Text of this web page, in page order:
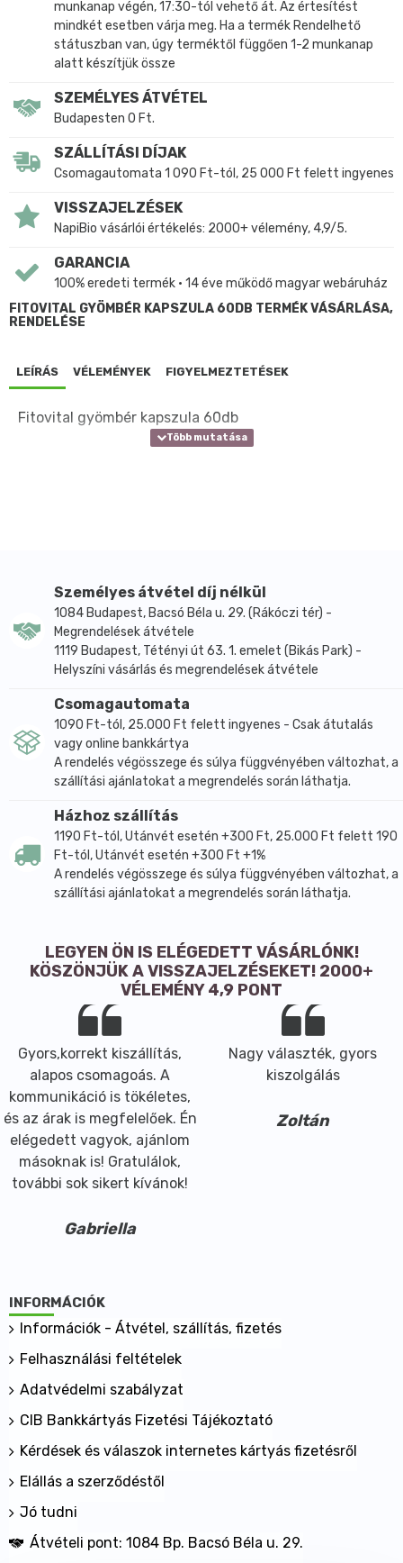
munkanap végén, 17:30-tól vehető át. Az értesítést
mindkét esetben várja meg. Ha a termék Rendelhető
státuszban van, úgy terméktől függően 1-2 munkanap
alatt készítjük össze
SZEMÉLYES ÁTVÉTEL
Budapesten 0 Ft.
SZÁLLÍTÁSI DÍJAK
Csomagautomata 1 090 Ft-tól, 25 000 Ft felett ingyenes
VISSZAJELZÉSEK
NapiBio vásárlói értékelés: 2000+ vélemény, 4,9/5.
GARANCIA
100% eredeti termék • 14 éve működő magyar webáruház
FITOVITAL GYÖMBÉR KAPSZULA 60DB TERMÉK VÁSÁRLÁSA,
RENDELÉSE
LEÍRÁS VÉLEMÉNYEK FIGYELMEZTETÉSEK
Fitovital gyömbér kapszula 60db
Személyes átvétel díj nélkül
1084 Budapest, Bacsó Béla u. 29. (Rákóczi tér) -
Megrendelések átvétele
1119 Budapest, Tétényi út 63. 1. emelet (Bikás Park) -
Helyszíni vásárlás és megrendelések átvétele
Csomagautomata
1090 Ft-tól, 25.000 Ft felett ingyenes - Csak átutalás
vagy online bankkártya
A rendelés végösszege és súlya függvényében változhat, a
szállítási ajánlatokat a megrendelés során láthatja.
Házhoz szállítás
1190 Ft-tól, Utánvét esetén +300 Ft, 25.000 Ft felett 190
Ft-tól, Utánvét esetén +300 Ft +1%
A rendelés végösszege és súlya függvényében változhat, a
szállítási ajánlatokat a megrendelés során láthatja.
LEGYEN ÖN IS ELÉGEDETT VÁSÁRLÓNK!
KÖSZÖNJÜK A VISSZAJELZÉSEKET! 2000+
VÉLEMÉNY 4,9 PONT
Gyors,korrekt kiszállítás,
alapos csomagoás. A
kommunikáció is tökéletes,
és az árak is megfelelőek. Én
elégedett vagyok, ajánlom
másoknak is! Gratulálok,
további sok sikert kívánok!
Gabriella
Nagy választék, gyors
kiszolgálás
Zoltán
INFORMÁCIÓK
Információk - Átvétel, szállítás, fizetés
Felhasználási feltételek
Adatvédelmi szabályzat
CIB Bankkártyás Fizetési Tájékoztató
Kérdések és válaszok internetes kártyás fizetésről
Elállás a szerződéstől
Jó tudni
Átvételi pont: 1084 Bp. Bacsó Béla u. 29.